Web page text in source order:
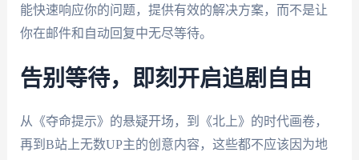
能快速响应你的问题，提供有效的解决方案，而不是让
你在邮件和自动回复中无尽等待。
告别等待，即刻开启追剧自由
从《夺命提示》的悬疑开场，到《北上》的时代画卷，
再到B站上无数UP主的创意内容，这些都不应该因为地